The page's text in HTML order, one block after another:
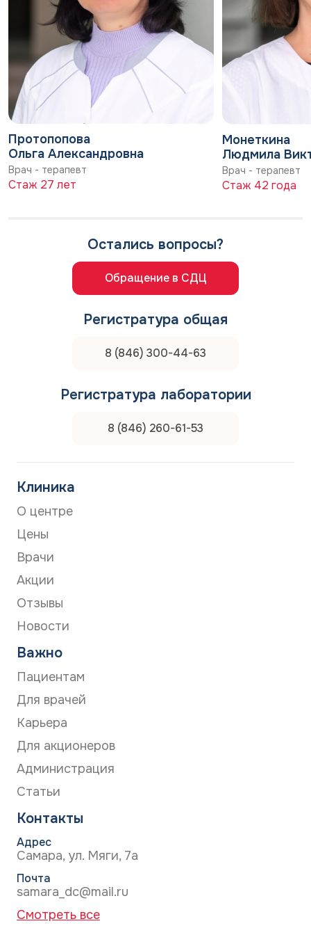
Протопопова
Ольга Александровна
Врач - терапевт
Стаж 27 лет
Монеткина
Людмила
Врач - терапевт
Стаж 42 года
Остались вопросы?
Обращение в СДЦ
Регистратура общая
8 (846) 300-44-63
Регистратура лаборатории
8 (846) 260-61-53
Клиника
О центре
Цены
Врачи
Акции
Отзывы
Новости
Важно
Пациентам
Для врачей
Карьера
Для акционеров
Администрация
Статьи
Контакты
Адрес
Самара, ул. Мяги, 7а
Почта
samara_dc@mail.ru
Смотреть все